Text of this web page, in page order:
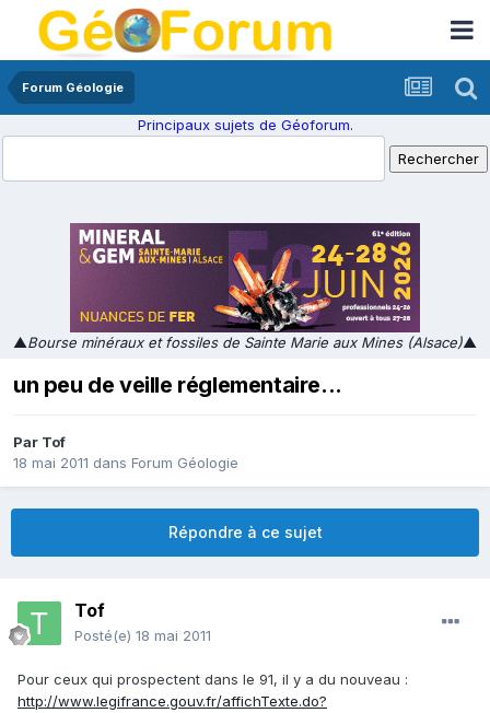
Forum Géologie
Principaux sujets de Géoforum.
▲Bourse minéraux et fossiles de Sainte Marie aux Mines (Alsace)▲
un peu de veille réglementaire...
Par Tof
18 mai 2011 dans Forum Géologie
Répondre à ce sujet
Tof
Posté(e) 18 mai 2011
Pour ceux qui prospectent dans le 91, il y a du nouveau :
http://www.legifrance.gouv.fr/affichTexte.do?